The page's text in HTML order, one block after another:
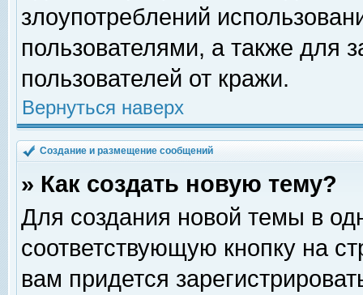
злоупотреблений
пользователями, а также для
пользователей от кражи.
Вернуться наверх
Создание и размещение сообщений
» Как создать новую тему?
Для создания новой темы в
соответствующую кнопку на
вам придется